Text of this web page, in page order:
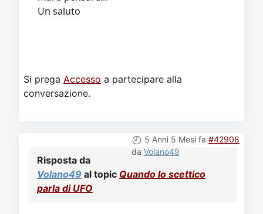
Un saluto
Si prega Accesso a partecipare alla
conversazione.
5 Anni 5 Mesi fa #42908
da Volano49
Risposta da
Volano49 al topic Quando lo scettico
parla di UFO